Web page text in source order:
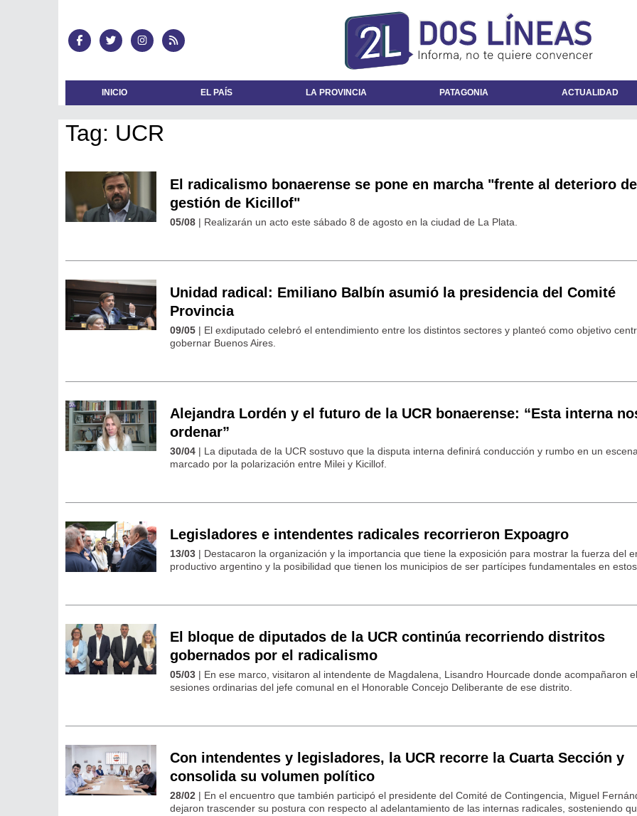
INICIO EL PAÍS LA PROVINCIA PATAGONIA ACTUALIDAD
Tag: UCR
El radicalismo bonaerense se pone en marcha "frente al deterioro
gestión de Kicillof"
05/08 | Realizarán un acto este sábado 8 de agosto en la ciudad de La Plata.
Unidad radical: Emiliano Balbín asumió la presidencia del Comité
Provincia
09/05 | El exdiputado celebró el entendimiento entre los distintos sectores y planteó como objetivo
gobernar Buenos Aires.
Alejandra Lordén y el futuro de la UCR bonaerense: “Esta interna
ordenar”
30/04 | La diputada de la UCR sostuvo que la disputa interna definirá conducción y rumbo en un
marcado por la polarización entre Milei y Kicillof.
Legisladores e intendentes radicales recorrieron Expoagro
13/03 | Destacaron la organización y la importancia que tiene la exposición para mostrar la fuerza del
productivo argentino y la posibilidad que tienen los municipios de ser partícipes fundamentales en
El bloque de diputados de la UCR continúa recorriendo distritos
gobernados por el radicalismo
05/03 | En ese marco, visitaron al intendente de Magdalena, Lisandro Hourcade donde acompañaron
sesiones ordinarias del jefe comunal en el Honorable Concejo Deliberante de ese distrito.
Con intendentes y legisladores, la UCR recorre la Cuarta Sección y
consolida su volumen político
28/02 | En el encuentro que también participó el presidente del Comité de Contingencia, Miguel
dejaron trascender su postura con respecto al adelantamiento de las internas radicales, sosteniendo